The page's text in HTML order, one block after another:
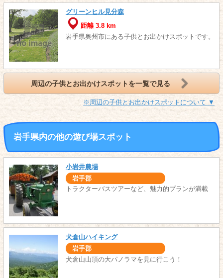
グリーンヒル見分森
距離 3.8 km
岩手県奥州市にある子供とお出かけスポットです。
周辺の子供とお出かけスポットを一覧で見る
※周辺の子供とお出かけスポットについて ▼
岩手県内の他の遊び場スポット
小岩井農場
岩手郡
トラクターバスツアーなど、魅力的プランが満載
犬倉山ハイキング
岩手郡
犬倉山山頂の大パノラマを見に行こう！